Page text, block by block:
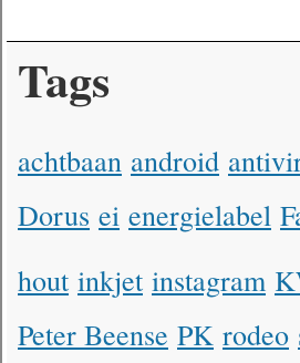
Tags
achtbaan android
Dorus ei energielabel
hout inkjet instagram
Peter Beense PK rodeo